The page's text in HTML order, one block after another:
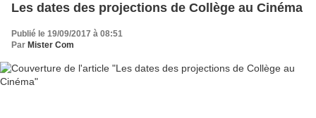
Les dates des projections de Collège au Cinéma
Publié le 19/09/2017 à 08:51
Par Mister Com